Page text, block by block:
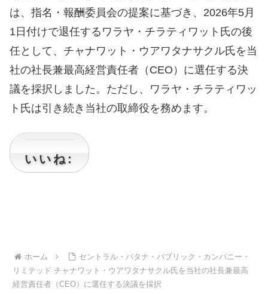
は、指名・報酬委員会の提案に基づき、2026年5月
1日付けで退任するワラヤ・チラティワット氏の後
任として、チャナワット・ウアワタナサクル氏を当
社の社長兼最高経営責任者（CEO）に選任する決
議を採択しました。ただし、ワラヤ・チラティワッ
ト氏は引き続き当社の取締役を務めます。
いいね:
ホーム
セントラル・パタナ・パブリック・カンパニー・
リミテッド チャナワット・ウアワタナサクル氏を当社の社長兼最高
経営責任者（CEO）に選任する決議を採択